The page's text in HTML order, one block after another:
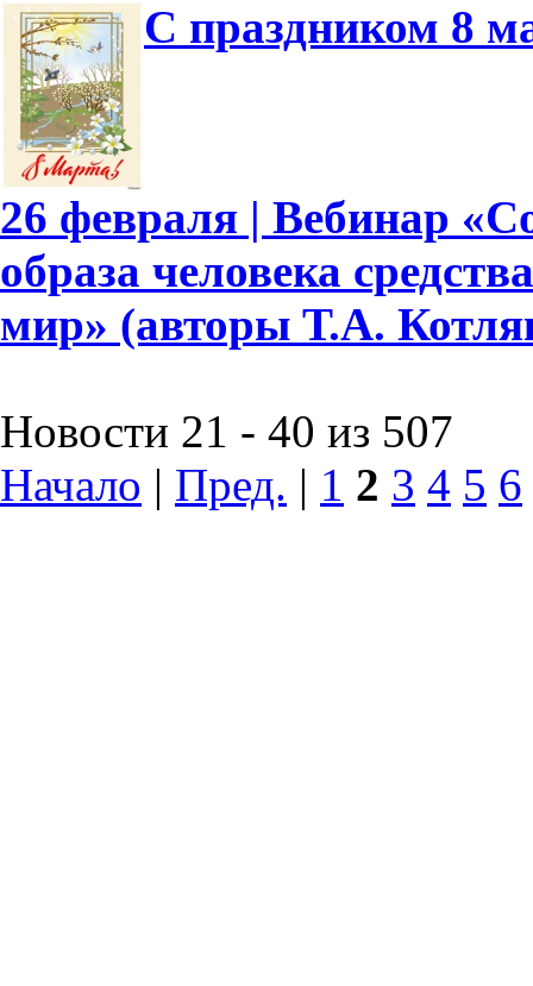
С праздником 8
26 февраля | Вебинар
образа человека
мир» (авторы Т.А.
Новости 21 - 40 из 507
Начало | Пред. | 1 2 3 4 5 6